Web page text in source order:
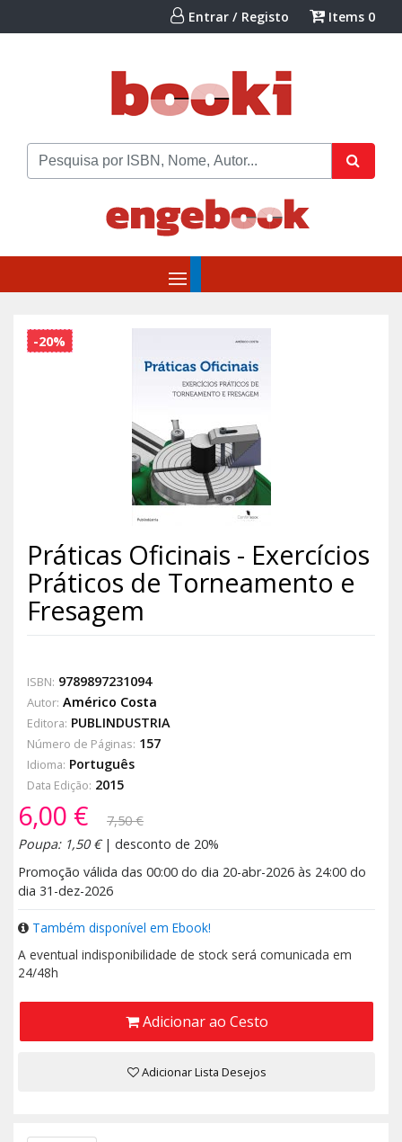
Entrar / Registo Items 0
-20%
Práticas Oficinais - Exercícios
Práticos de Torneamento e
Fresagem
ISBN: 9789897231094
Autor: Américo Costa
Editora: PUBLINDUSTRIA
Número de Páginas: 157
Idioma: Português
Data Edição: 2015
6,00 €
7,50 €
Poupa: 1,50 €| desconto de 20%
Promoção válida das 00:00 do dia 20-abr-2026 às 24:00 do
dia 31-dez-2026
Também disponível em Ebook!
A eventual indisponibilidade de stock será comunicada em
24/48h
Adicionar ao Cesto
Adicionar Lista Desejos